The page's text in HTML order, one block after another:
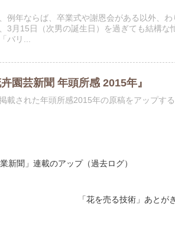
例年ならば、卒業式や謝恩会がある以外、
3月15日（次男の誕生日）を過ぎても結構
バリ...
卉園芸新聞 年頭所感 2015年』
載された年頭所感2015年の原稿をアップする
業新聞」連載のアップ（過去ログ）
「花を売る技術」あと